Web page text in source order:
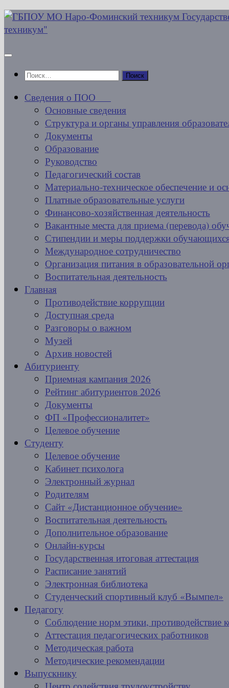
Перейти
к
Найти:
Сведения о ПОО
Основные сведения
Структура и органы управления
Документы
Образование
Руководство
Педагогический состав
Материально-техническое обеспечение и
Платные образовательные услуги
Финансово-хозяйственная деятельность
Вакантные места для приема (перевода)
Стипендии и меры поддержки
Международное сотрудничество
Организация питания в образовательной
Воспитательная деятельность
Главная
Противодействие коррупции
Доступная среда
Разговоры о важном
Музей
Архив новостей
Абитуриенту
Приемная кампания 2026
Рейтинг абитуриентов 2026
Документы
ФП «Профессионалитет»
Целевое обучение
Студенту
Целевое обучение
Кабинет психолога
Электронный журнал
Родителям
Сайт «Дистанционное обучение»
Воспитательная деятельность
Дополнительное образование
Онлайн-курсы
Государственная итоговая аттестация
Расписание занятий
Электронная библиотека
Студенческий спортивный клуб «Вымпел»
Педагогу
Соблюдение норм этики, противодействие
Аттестация педагогических работников
Методическая работа
Методические рекомендации
Выпускнику